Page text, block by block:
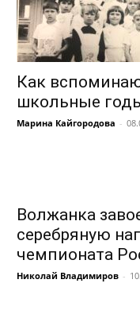
Как
школьные
Марина Кайгородова -
Волжанка
серебряную
чемпионата
Николай Владимиров -